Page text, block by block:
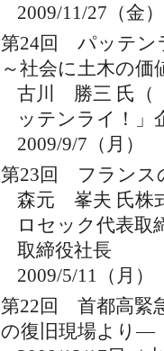
2009/11/27（金）
第24回 パッテン
～社会に土木の
古川 勝三 氏（
ッテンライ！」
2009/9/7（月）
第23回 フランス
森元 峯夫 氏株
ロセック代表取
取締役社長
2009/5/11（月）
第22回 首都高緊
の復旧現場より―